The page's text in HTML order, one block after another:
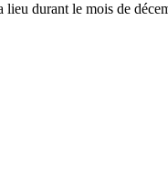
lieu durant le mois de